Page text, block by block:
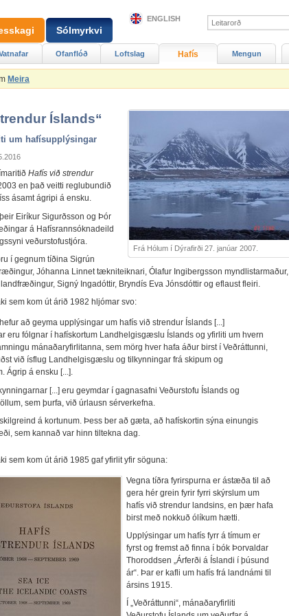
Meira
Frá Hólum í Dýrafirði 27. janúar 2007.
Íslands“
um hafísupplýsingar
Hafís við strendur
en það veitti reglubundið
ásamt ágripi á ensku.
Eiríkur Sigurðsson og Þór
á Hafísrannsóknadeild
veðurstofustjóra.
í gegnum tíðina Sigrún
Jóhanna Linnet tækniteiknari, Ólafur Ingibergsson myndlistarmaður,
Signý Ingadóttir, Bryndís Eva Jónsdóttir og eflaust fleiri.
sem kom út árið 1982 hljómar svo:
að geyma upplýsingar um hafís við strendur Íslands [...]
eru fólgnar í hafískortum Landhelgisgæslu Íslands og yfirliti um hvern
mánaðaryfirlitanna, sem mörg hver hafa áður birst í Veðráttunni,
við ísflug Landhelgisgæslu og tilkynningar frá skipum og
Ágrip á ensku [...].
[...] eru geymdar í gagnasafni Veðurstofu Íslands og
sem þurfa, við úrlausn sérverkefna.
á kortunum. Þess ber að gæta, að hafískortin sýna einungis
sem kannað var hinn tiltekna dag.
sem kom út árið 1985 gaf yfirlit yfir söguna:
Vegna tíðra fyrirspurna er ástæða til að
gera hér grein fyrir fyrri skýrslum um
hafís við strendur landsins, en þær hafa
birst með nokkuð ólíkum hætti.
Upplýsingar um hafís fyrr á tímum er
fyrst og fremst að finna í bók Þorvaldar
Thoroddsen „Árferði á Íslandi í þúsund
ár“. Þar er kafli um hafís frá landnámi til
ársins 1915.
Í „Veðráttunni“, mánaðaryfirliti
Ofanflóð Loftslag Hafís Mengun
Sólmyrkvi
ENGLISH